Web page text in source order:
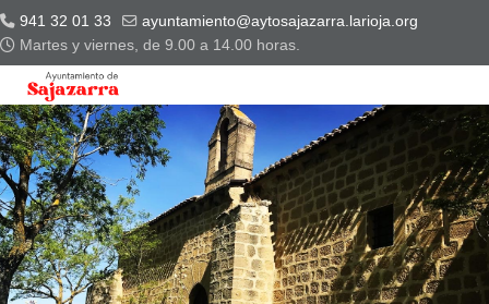
941 32 01 33
ayuntamiento@aytosajazarra.larioja.org
Martes y viernes, de 9.00 a 14.00 horas.